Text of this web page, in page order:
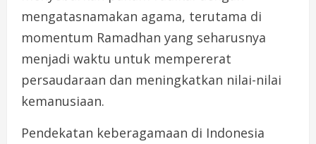
mengatasnamakan agama, terutama di
momentum Ramadhan yang seharusnya
menjadi waktu untuk mempererat
persaudaraan dan meningkatkan nilai-nilai
kemanusiaan.
Pendekatan keberagamaan di Indonesia